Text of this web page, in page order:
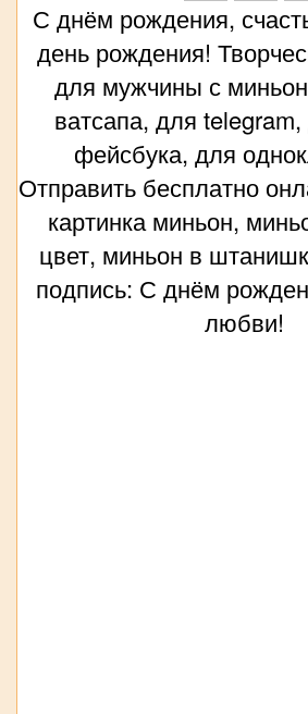
С днём рождения,
день рождения!
для мужчины с
ватсапа, для
фейсбука, для
Отправить бесплатно
картинка миньон,
цвет, миньон в
подпись: С днём
любви!